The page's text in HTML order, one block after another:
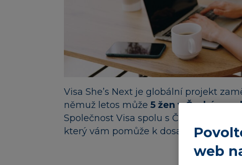
Visa She’s Next je globální projekt
němuž letos může 5 žen v České
Společnost Visa spolu s ČSOB a
který vám pomůže k dosažení vašich
web